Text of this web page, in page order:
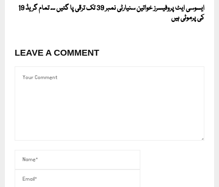
ایسوسی ایٹ پروفیسرز خواتین سنیارٹی نمبر 39 تک ترقی پا گئیں ۔۔ تمام گریڈ 19
کی پرموٹی ہیں
LEAVE A COMMENT